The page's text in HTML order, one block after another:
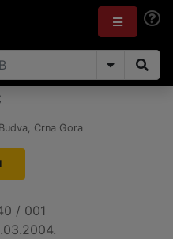
, Crna Gora
/ 001